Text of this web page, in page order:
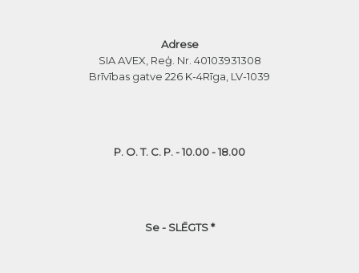
Adrese
SIA AVEX, Reģ. Nr. 40103931308
Brīvības gatve 226 K-4Rīga, LV-1039
P. O. T. C. P. - 10.00 - 18.00
Se - SLĒGTS *